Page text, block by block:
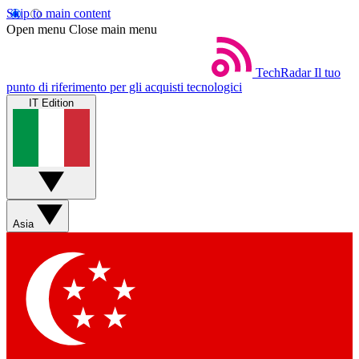
Skip to main content
Open menu Close main menu
TechRadar Il tuo
punto di riferimento per gli acquisti tecnologici
IT Edition
Asia